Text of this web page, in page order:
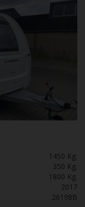
1450 Kg.
350 Kg.
1800 Kg.
2017
26198B